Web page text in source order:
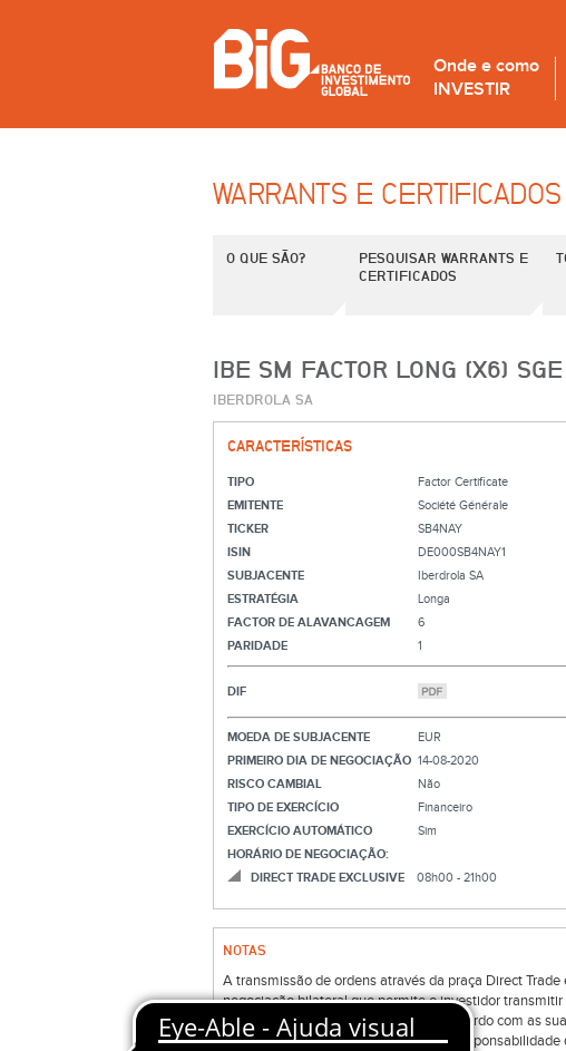
Onde e como
INVESTIR
WARRANTS E CERTIFICADOS
O QUE SÃO?
PESQUISAR WARRANTS E
CERTIFICADOS
IBE SM FACTOR LONG (X6) SGE
IBERDROLA SA
CARACTERÍSTICAS
TIPO
Factor Certificate
EMITENTE
Société Générale
TICKER
SB4NAY
ISIN
DE000SB4NAY1
SUBJACENTE
Iberdrola SA
ESTRATÉGIA
Longa
FACTOR DE ALAVANCAGEM
6
PARIDADE
1
DIF
MOEDA DE SUBJACENTE
EUR
PRIMEIRO DIA DE NEGOCIAÇÃO 14-08-2020
RISCO CAMBIAL
Não
TIPO DE EXERCÍCIO
Financeiro
EXERCÍCIO AUTOMÁTICO
Sim
HORÁRIO DE NEGOCIAÇÃO:
DIRECT TRADE EXCLUSIVE
08h00 - 21h00
NOTAS
A transmissão de ordens através da praça Direct
negociação bilateral que permite o investidor
ordens disponíveis na ferramenta de acordo com as
ferramenta e a sua manutenção é da